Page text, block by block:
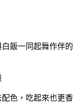
飯一同起舞作伴的
色，吃起來也更香